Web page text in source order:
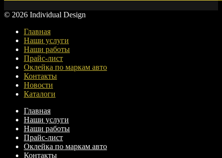
© 2026 Individual Design
Главная
Наши услуги
Наши работы
Прайс-лист
Оклейка по маркам авто
Контакты
Новости
Каталоги
Главная
Наши услуги
Наши работы
Прайс-лист
Оклейка по маркам авто
Контакты